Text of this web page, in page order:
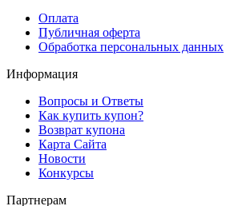
Оплата
Публичная оферта
Обработка персональных данных
Информация
Вопросы и Ответы
Как купить купон?
Возврат купона
Карта Сайта
Новости
Конкурсы
Партнерам